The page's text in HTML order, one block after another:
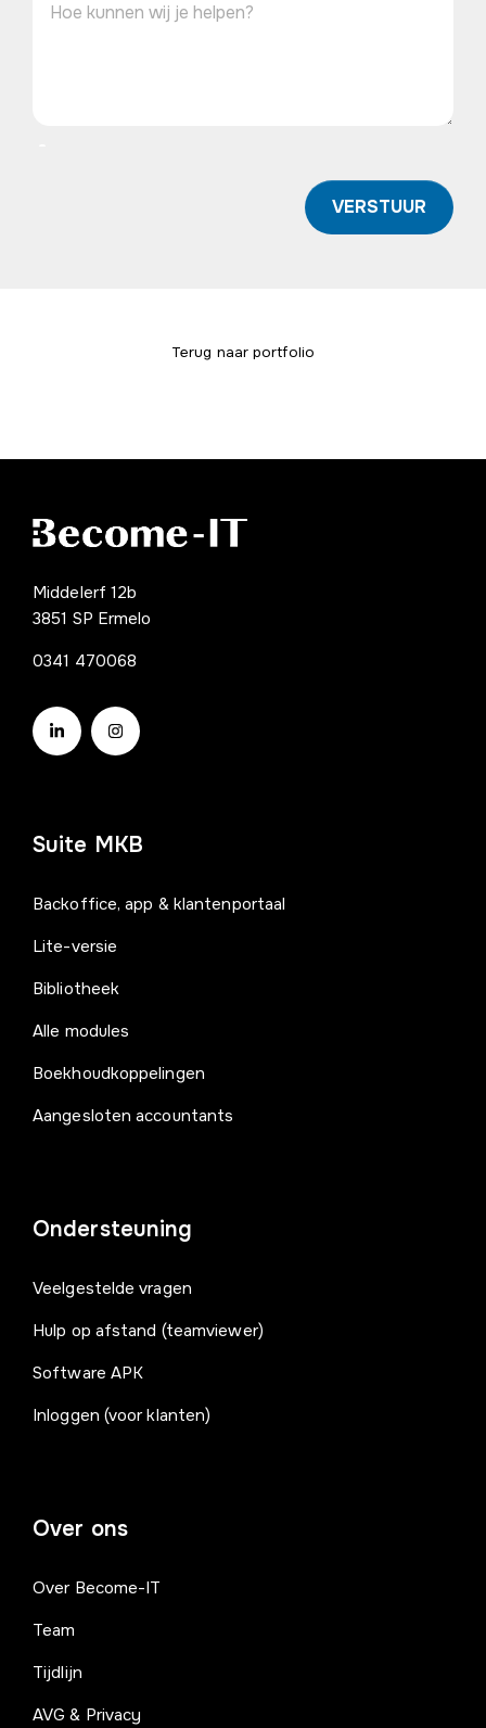
Terug naar portfolio
Middelerf 12b
3851 SP Ermelo
0341 470068
Suite MKB
Backoffice, app & klantenportaal
Lite-versie
Bibliotheek
Alle modules
Boekhoudkoppelingen
Aangesloten accountants
Ondersteuning
Veelgestelde vragen
Hulp op afstand (teamviewer)
Software APK
Inloggen (voor klanten)
Over ons
Over Become-IT
Team
Tijdlijn
AVG & Privacy